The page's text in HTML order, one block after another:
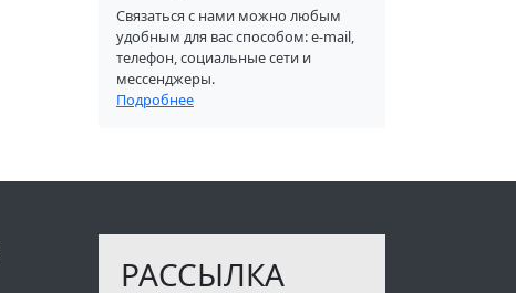
Связаться с нами можно любым
удобным для вас способом: e-mail,
телефон, социальные сети и
мессенджеры.
Подробнее
РАССЫЛКА